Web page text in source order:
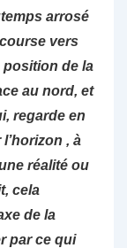
arrosé
vers
position de la
au nord, et
regarde en
, à
réalité ou
cela
de la
par ce qui